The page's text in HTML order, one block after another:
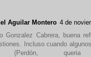
Aguilar Montero 4 de
Gonzalez Cabrera, buena
Incluso cuando
(Perdón,